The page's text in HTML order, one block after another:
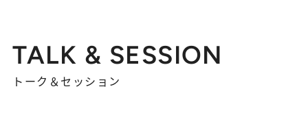
TALK & SESSION
トーク＆セッション